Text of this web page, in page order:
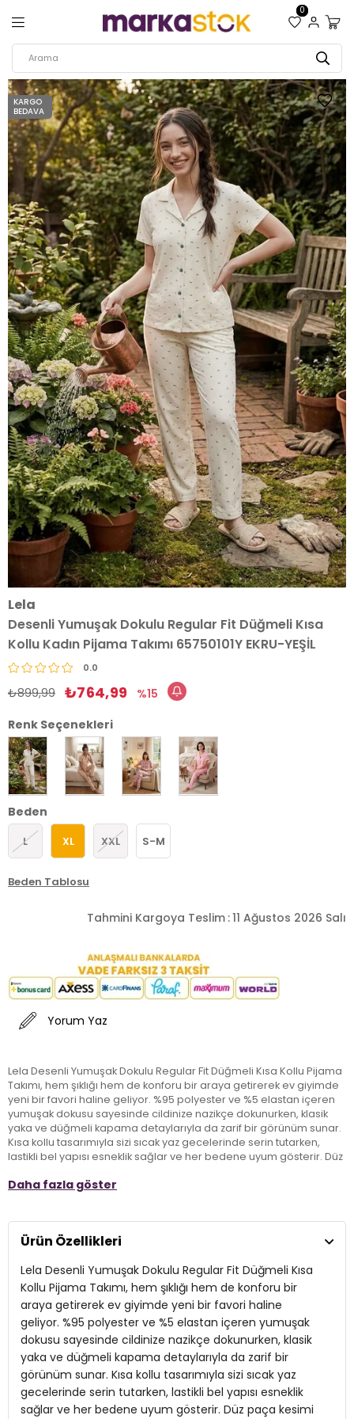
0
KARGO
BEDAVA
Lela
Desenli Yumuşak Dokulu Regular Fit Düğmeli Kısa
Kollu Kadın Pijama Takımı 65750101Y EKRU-YEŞİL
0.0
₺899,99 ₺764,99
15
Renk Seçenekleri
Beden
L XL XXL S-M
Beden Tablosu
Tahmini Kargoya Teslim :11 Ağustos 2026 Salı
Yorum Yaz
Lela Desenli Yumuşak Dokulu Regular Fit Düğmeli Kısa Kollu Pijama
Takımı, hem şıklığı hem de konforu bir araya getirerek ev giyimde
yeni bir favori haline geliyor. %95 polyester ve %5 elastan içeren
yumuşak dokusu sayesinde cildinize nazikçe dokunurken, klasik
yaka ve düğmeli kapama detaylarıyla da zarif bir görünüm sunar.
Kısa kollu tasarımıyla sizi sıcak yaz gecelerinde serin tutarken,
lastikli bel yapısı esneklik sağlar ve her bedene uyum gösterir. Düz
rahatlığı ve şıklığı arayan yetişkinler için ideal bir seçenek sunuyor.
dinlenme anlarında rahatça tercih edebileceğiniz bu pijama
takımı, stilinize zarif ve konforlu bir dokunuş katacak.
Model: Pijama Takımı
Giyim Tarzı:Ev Giyim/Gecelik
Desen:Desenli
Materyal:% 95 Polyester % 5 Elastan
Yaka Tipi:Klasik Yaka
Daha fazla göster
Ürün Özellikleri
Lela Desenli Yumuşak Dokulu Regular Fit Düğmeli Kısa
Kollu Pijama Takımı, hem şıklığı hem de konforu bir
araya getirerek ev giyimde yeni bir favori haline
geliyor. %95 polyester ve %5 elastan içeren yumuşak
dokusu sayesinde cildinize nazikçe dokunurken, klasik
yaka ve düğmeli kapama detaylarıyla da zarif bir
görünüm sunar. Kısa kollu tasarımıyla sizi sıcak yaz
gecelerinde serin tutarken, lastikli bel yapısı esneklik
sağlar ve her bedene uyum gösterir. Düz paça kesimi